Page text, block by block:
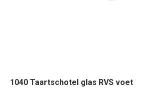
1040 Taartschotel glas RVS voet